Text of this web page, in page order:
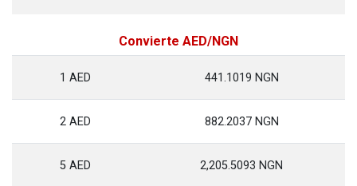
Convierte AED/NGN
1 AED 441.1019 NGN
2 AED 882.2037 NGN
5 AED 2,205.5093 NGN